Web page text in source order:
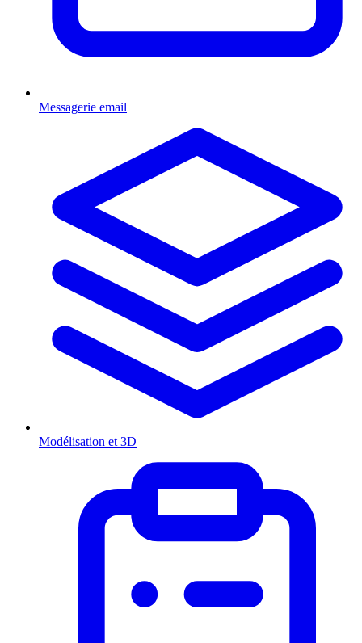
Messagerie email
Modélisation et 3D